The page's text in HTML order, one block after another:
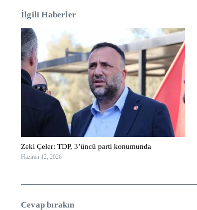
İlgili Haberler
Zeki Çeler: TDP, 3’üncü parti konumunda
Haziran 12, 2026
Cevap bırakın